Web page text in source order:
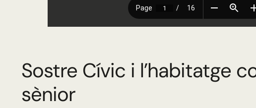
Sostre Cívic i l’habitatge
sènior